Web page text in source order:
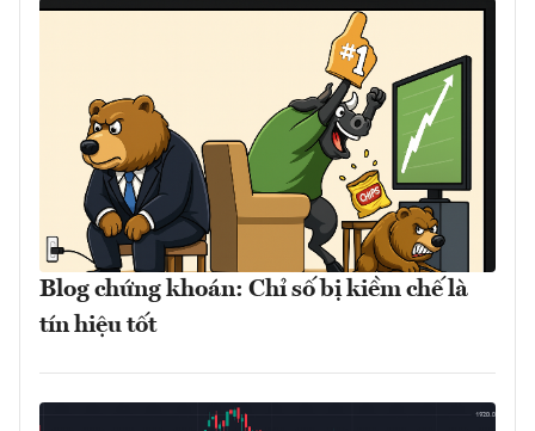
Blog chứng khoán: Chỉ số bị kiềm chế là
tín hiệu tốt